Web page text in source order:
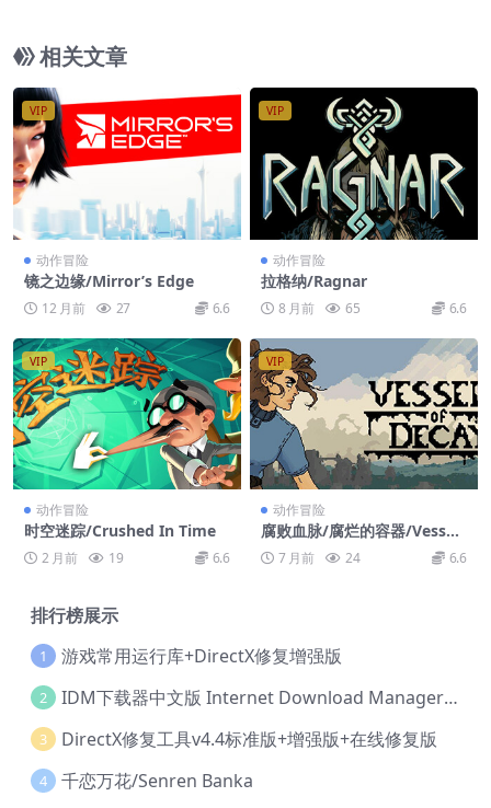
相关文章
VIP
动作冒险
镜之边缘/Mirror’s Edge
12 月前 27 6.6
VIP
动作冒险
拉格纳/Ragnar
8 月前 65 6.6
VIP
动作冒险
时空迷踪/Crushed In Time
2 月前 19 6.6
VIP
动作冒险
腐败血脉/腐烂的容器/Vessels
of Decay
7 月前 24 6.6
排行榜展示
1 游戏常用运行库+DirectX修复增强版
2 IDM下载器中文版 Internet Download Manager v6.42.36 IDM
3 DirectX修复工具v4.4标准版+增强版+在线修复版
4 千恋万花/Senren Banka